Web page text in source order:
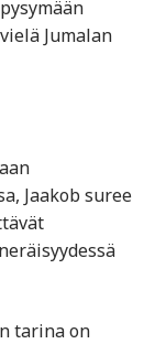
Jumalan
Jaakob suree
tarina on